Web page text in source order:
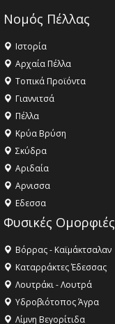
Νομός Πέλλας
Ιστορία
Αρχαία Πέλλα
Τοπικά Προϊόντα
Γιαννιτσά
Πέλλα
Κρύα Βρύση
Σκύδρα
Αριδαία
Aρνισσα
Eδεσσα
Φυσικές Ομορφιές
Βόρρας - Καϊμάκτσαλαν
Καταρράκτες Έδεσσας
Λουτράκι - Λουτρά
Υδροβιότοπος Άγρα
Λίμνη Βεγορίτιδα